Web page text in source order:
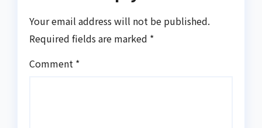
Your email address will not be published.
Required fields are marked *
Comment *